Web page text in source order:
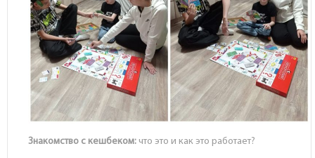
Знакомство с кешбеком: что это и как это работает?